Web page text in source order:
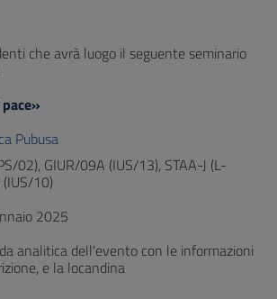
che avrà luogo il seguente seminario
Pubusa
02), GIUR/09A (IUS/13), STAA-J (L-
10)
2025
analitica dell'evento con le informazioni
e la locandina